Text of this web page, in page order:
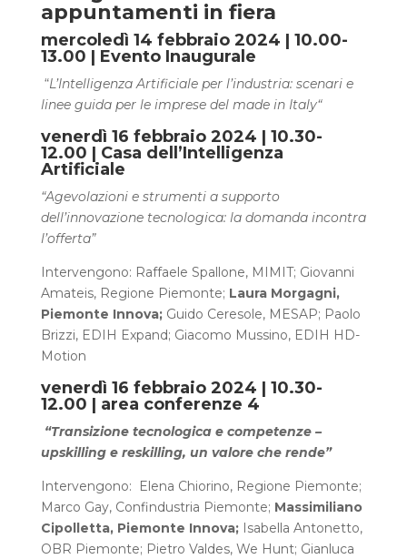
appuntamenti in fiera
mercoledì 14 febbraio 2024 | 10.00-
13.00 | Evento Inaugurale
“L’Intelligenza Artificiale per l’industria: scenari e
linee guida per le imprese del made in Italy“
venerdì 16 febbraio 2024 | 10.30-
12.00 | Casa dell’Intelligenza
Artificiale
“Agevolazioni e strumenti a supporto
dell’innovazione tecnologica: la domanda incontra
l’offerta”
Intervengono: Raffaele Spallone, MIMIT; Giovanni
Amateis, Regione Piemonte; Laura Morgagni,
Piemonte Innova; Guido Ceresole, MESAP; Paolo
Brizzi, EDIH Expand; Giacomo Mussino, EDIH HD-
Motion
venerdì 16 febbraio 2024 | 10.30-
12.00 | area conferenze 4
“Transizione tecnologica e competenze –
upskilling e reskilling, un valore che rende”
Intervengono:
Elena Chiorino, Regione Piemonte;
Marco Gay, Confindustria Piemonte; Massimiliano
Cipolletta, Piemonte Innova; Isabella Antonetto,
OBR Piemonte; Pietro Valdes, We Hunt; Gianluca